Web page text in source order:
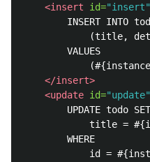
<insert
id="insert"
</insert>
<update id="update"